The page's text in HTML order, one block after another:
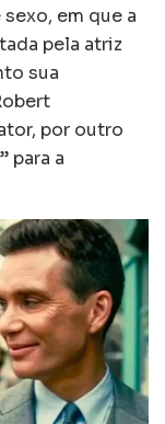
em que a
pela atriz
sua
por outro
para a